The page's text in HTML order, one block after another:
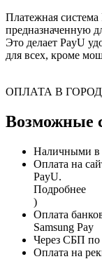
Платежная система
предназначенную
Это делает PayU
для всех, кроме
ОПЛАТА В
Возможные
Наличными в
Оплата на
PayU.
Подробнее
)
Оплата
Samsung Pay
Через СБП по
Оплата на